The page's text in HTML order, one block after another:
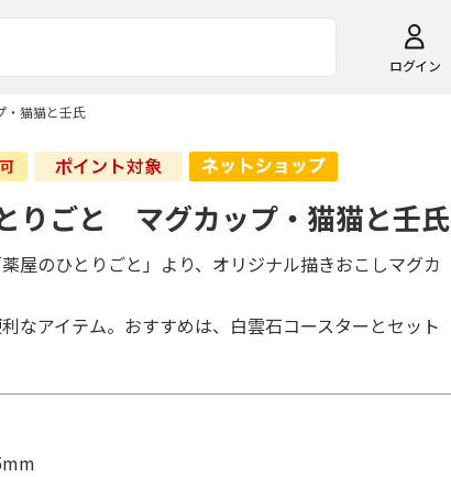
ログイン
猫猫と壬氏
りごと マグカップ・猫猫と壬氏
屋のひとりごと」より、オリジナル描きおこしマグカ
なアイテム。おすすめは、白雲石コースターとセット